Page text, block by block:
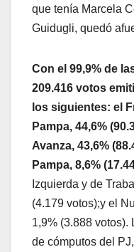
que tenía Marcela
Guidugli, quedó
Con el 99,9% de
209.416 votos
los siguientes: el
Pampa, 44,6%
Avanza, 43,6%
Pampa, 8,6%
Izquierda y de
(4.179 votos);y el
1,9% (3.888 votos).
de cómputos del